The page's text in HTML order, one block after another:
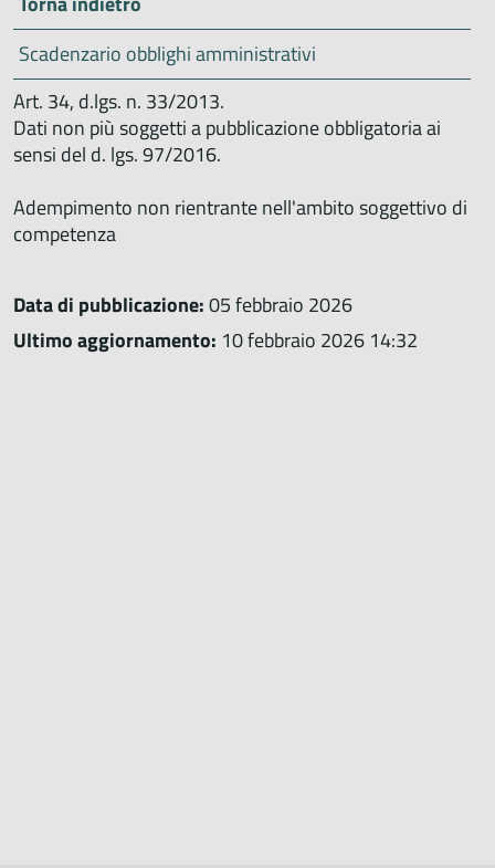
Scadenzario obblighi amministrativi
Art. 34, d.lgs. n. 33/2013.
Dati non più soggetti a pubblicazione obbligatoria ai
sensi del d. lgs. 97/2016.
Adempimento non rientrante nell'ambito soggettivo di
competenza
Data di pubblicazione:05 febbraio 2026
Ultimo aggiornamento: 10 febbraio 2026 14:32